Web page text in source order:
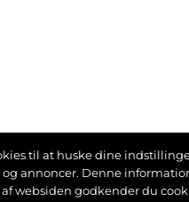
til at huske dine
annoncer. Denne
websiden godkender du